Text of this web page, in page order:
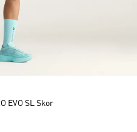
EVO SL Skor